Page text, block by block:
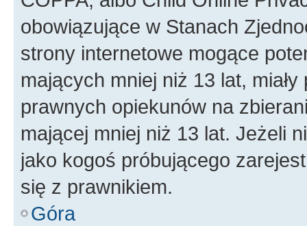
obowiązujące w Stanach
strony internetowe mogące
mających mniej niż 13 lat,
prawnych opiekunów na
mającej mniej niż 13 lat. Jeżeli
jako kogoś próbującego
się z prawnikiem.
Góra